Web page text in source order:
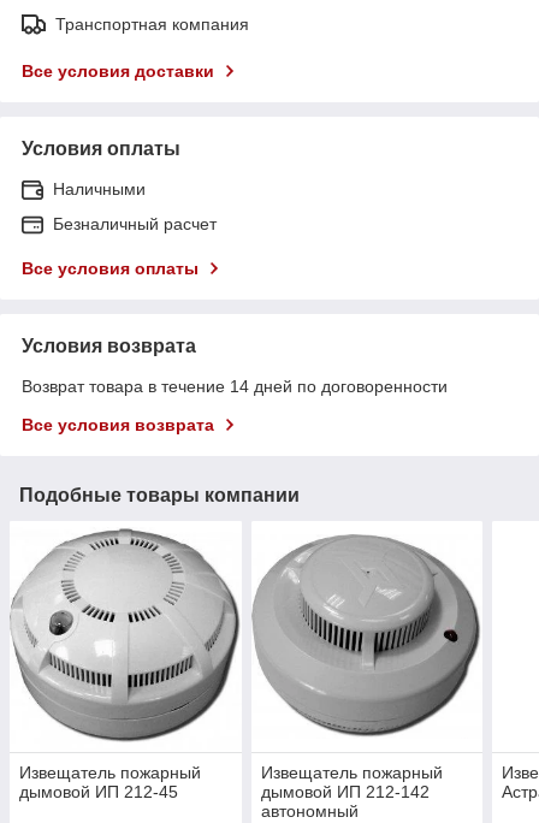
Транспортная компания
Все условия доставки
Условия оплаты
Наличными
Безналичный расчет
Все условия оплаты
Условия возврата
Возврат товара в течение 14 дней по договоренности
Все условия возврата
Подобные товары компании
Извещатель пожарный
дымовой ИП 212-45
Извещатель пожарный
дымовой ИП 212-142
автономный